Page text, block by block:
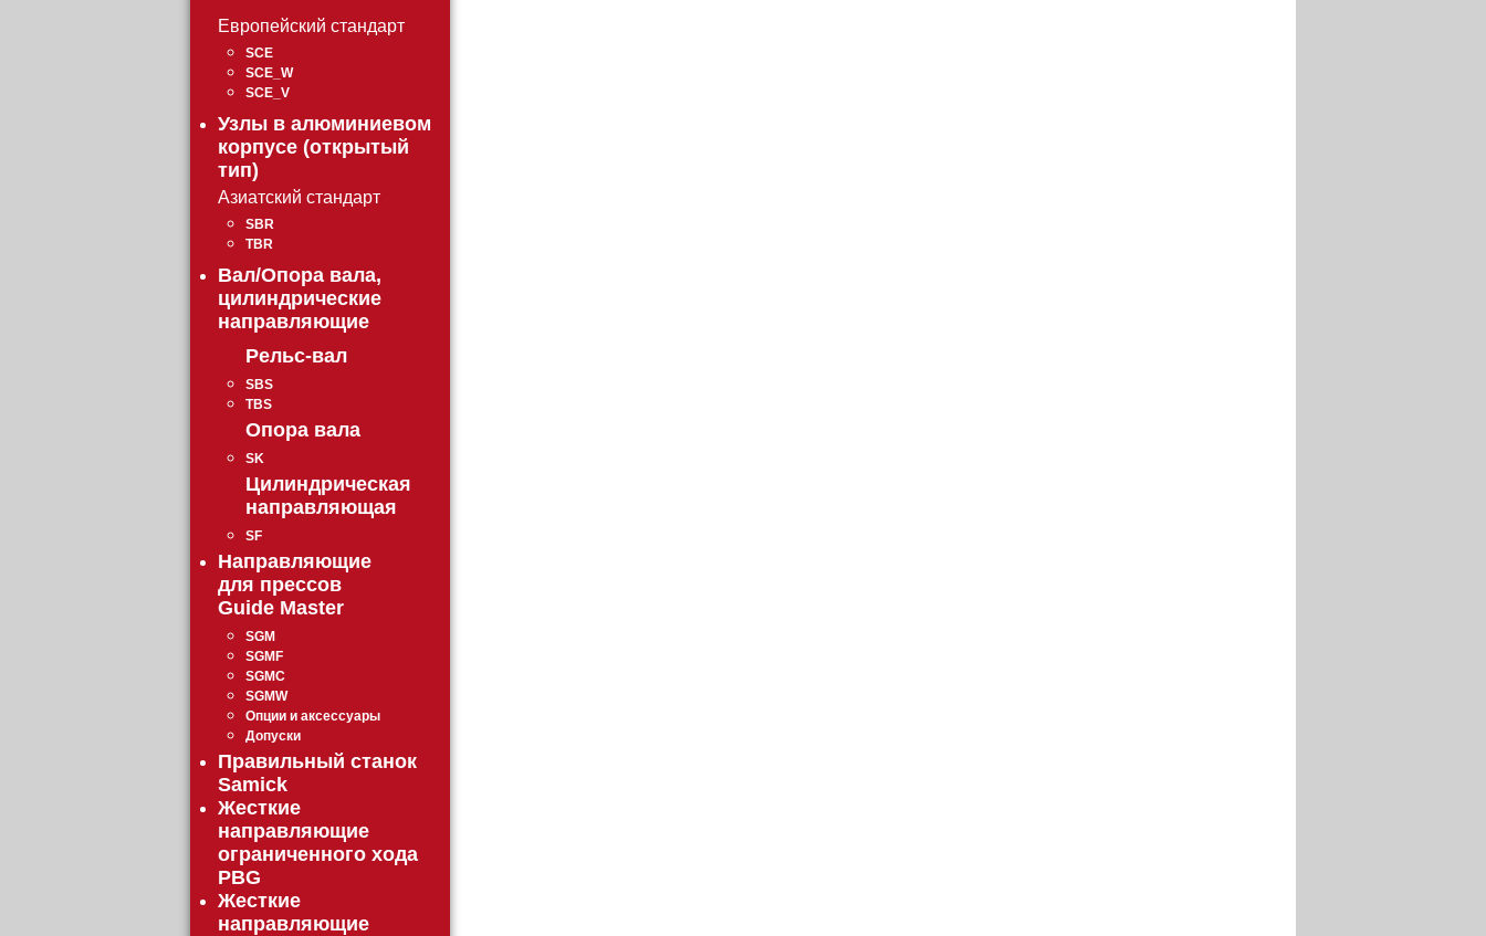
Европейский стандарт
SCE
SCE_W
SCE_V
Узлы в алюминиевом
корпусе (открытый
тип)
Азиатский стандарт
SBR
TBR
Вал/Опора вала,
цилиндрические
направляющие
Рельс-вал
SBS
TBS
Опора вала
SK
Цилиндрическая
направляющая
SF
Направляющие
для прессов
Guide Master
SGM
SGMF
SGMC
SGMW
Опции и аксессуары
Допуски
Правильный станок
Samick
Жесткие
направляющие
ограниченного хода
PBG
Жесткие
направляющие